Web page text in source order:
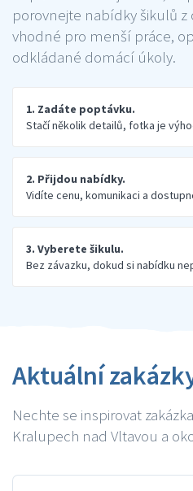
porovnejte nabídky šikulů z
vhodné pro menší práce,
odkládané domácí úkoly.
1. Zadáte poptávku.
Stačí několik detailů, fotka je
2. Přijdou nabídky.
Vidíte cenu, komunikaci a
3. Vyberete šikulu.
Bez závazku, dokud si nabídku
Aktuální
Nechte se inspirovat
Kralupech nad Vltavou a